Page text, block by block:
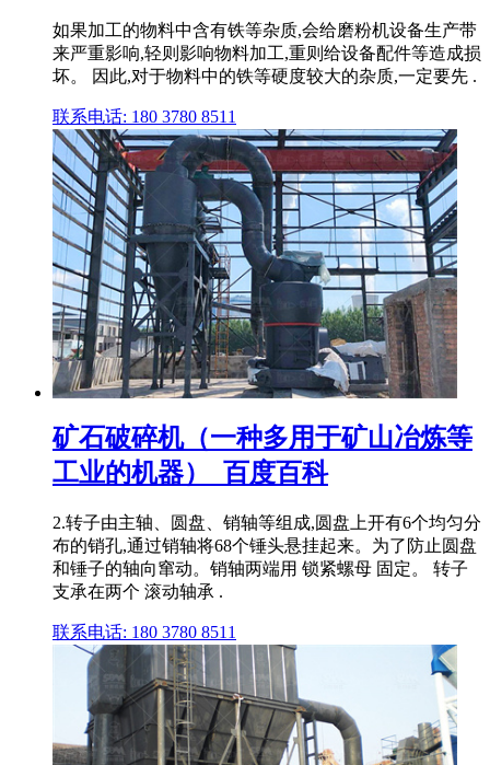
如果加工的物料中含有铁等杂质,会给磨粉机设备生产带
来严重影响,轻则影响物料加工,重则给设备配件等造成损
坏。 因此,对于物料中的铁等硬度较大的杂质,一定要先 .
联系电话: 180 3780 8511
矿石破碎机（一种多用于矿山冶炼等
工业的机器）_百度百科
2.转子由主轴、圆盘、销轴等组成,圆盘上开有6个均匀分
布的销孔,通过销轴将68个锤头悬挂起来。为了防止圆盘
和锤子的轴向窜动。销轴两端用 锁紧螺母 固定。 转子
支承在两个 滚动轴承 .
联系电话: 180 3780 8511